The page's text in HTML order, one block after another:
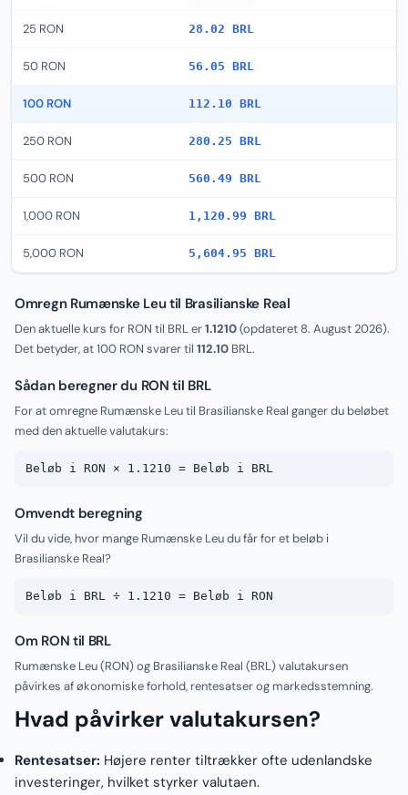
25 RON 28.02 BRL
50 RON 56.05 BRL
100 RON 112.10 BRL
250 RON 280.25 BRL
500 RON 560.49 BRL
1,000 RON 1,120.99 BRL
5,000 RON 5,604.95 BRL
Omregn Rumænske Leu til Brasilianske Real
Den aktuelle kurs for RON til BRL er1.1210(opdateret 8. August 2026).
Det betyder, at 100 RON svarer til 112.10 BRL.
Sådan beregner du RON til BRL
For at omregne Rumænske Leu til Brasilianske Real ganger du beløbet
med den aktuelle valutakurs:
Beløb i RON × 1.1210 = Beløb i BRL
Omvendt beregning
Vil du vide, hvor mange Rumænske Leu du får for et beløb i
Brasilianske Real?
Beløb i BRL ÷ 1.1210 = Beløb i RON
Om RON til BRL
Rumænske Leu (RON) og Brasilianske Real (BRL) valutakursen
påvirkes af økonomiske forhold, rentesatser og markedsstemning.
Hvad påvirker valutakursen?
Rentesatser: Højere renter tiltrækker ofte udenlandske
investeringer, hvilket styrker valutaen.